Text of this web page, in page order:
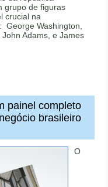
grupo de figuras
crucial na
Washington,
Adams, e James
painel completo
brasileiro
O